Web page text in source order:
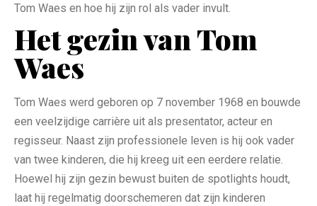
Tom Waes en hoe hij zijn rol als vader invult.
Het gezin van Tom
Waes
Tom Waes werd geboren op 7 november 1968 en bouwde
een veelzijdige carrière uit als presentator, acteur en
regisseur. Naast zijn professionele leven is hij ook vader
van twee kinderen, die hij kreeg uit een eerdere relatie.
Hoewel hij zijn gezin bewust buiten de spotlights houdt,
laat hij regelmatig doorschemeren dat zijn kinderen